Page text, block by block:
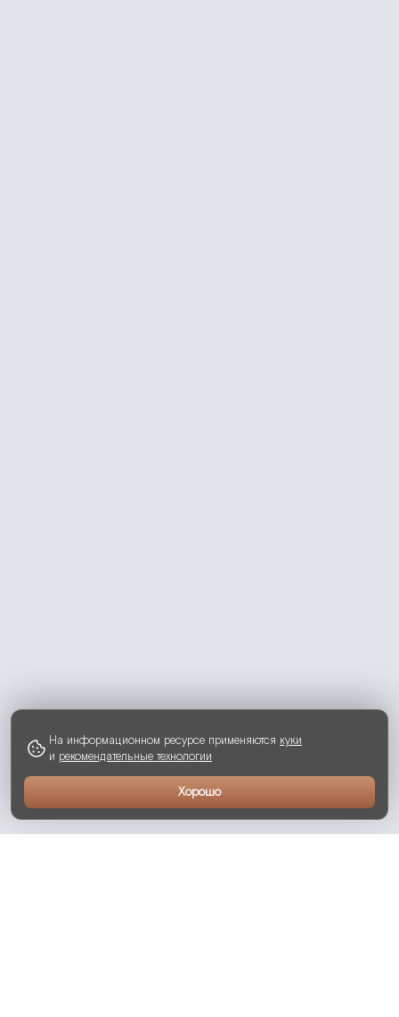
На информационном ресурсе применяются куки
и рекомендательные технологии
Хорошо